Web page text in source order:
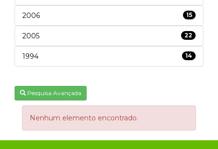
2006 15
2005 22
1994 14
Pesquisa Avançada
Nenhum elemento encontrado.